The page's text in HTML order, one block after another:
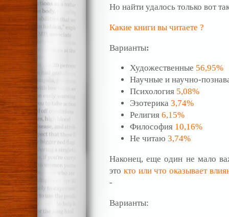
Но найти удалось только вот
Какие книги вы читаете ?
Варианты:
Художественные 56,95%
Научные и научно-
Психология 5,08%
Эзотерика 3,74%
Религия 6,15%
Философия 10,16%
Не читаю 3,74%
Наконец, еще один не мало
это кто или что оказывает
-
Варианты: